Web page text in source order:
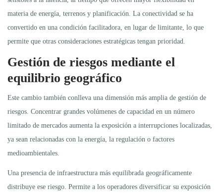
materia de energía, terrenos y planificación. La conectividad se ha
convertido en una condición facilitadora, en lugar de limitante, lo que
permite que otras consideraciones estratégicas tengan prioridad.
Gestión de riesgos mediante el
equilibrio geográfico
Este cambio también conlleva una dimensión más amplia de gestión de
riesgos. Concentrar grandes volúmenes de capacidad en un número
limitado de mercados aumenta la exposición a interrupciones localizadas,
ya sean relacionadas con la energía, la regulación o factores
medioambientales.
Una presencia de infraestructura más equilibrada geográficamente
distribuye ese riesgo. Permite a los operadores diversificar su exposición